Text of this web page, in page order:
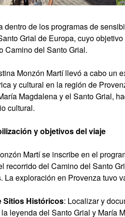
dentro de los programas de
Grial de Europa, cuyo
Camino del Santo Grial.
Monzón Martí llevó a cabo un
y cultural en la región de
Magdalena y el Santo Grial,
cultural.
y objetivos del viaje
Martí se inscribe en el
recorrido del Camino del Santo
La exploración en Provenza tuvo
Sitios Históricos: Localizar y
leyenda del Santo Grial y María